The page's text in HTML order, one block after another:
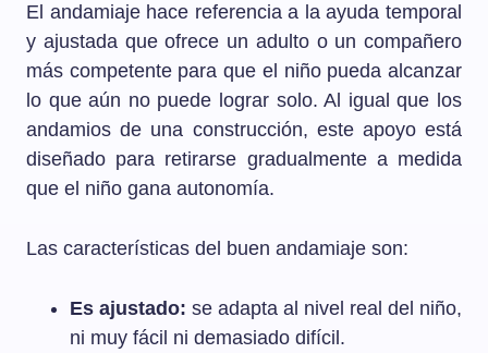
El andamiaje hace referencia a la ayuda temporal
y ajustada que ofrece un adulto o un compañero
más competente para que el niño pueda alcanzar
lo que aún no puede lograr solo. Al igual que los
andamios de una construcción, este apoyo está
diseñado para retirarse gradualmente a medida
que el niño gana autonomía.
Las características del buen andamiaje son:
Es ajustado: se adapta al nivel real del niño,
ni muy fácil ni demasiado difícil.